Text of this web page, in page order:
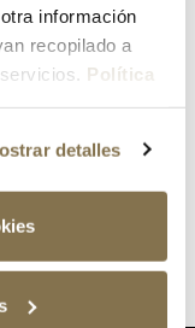
información
recopilado a
Política
detalles